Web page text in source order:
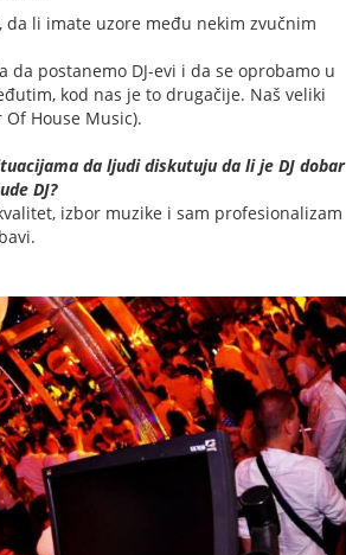
da li imate uzore među nekim zvučnim
postanemo DJ-evi i da se oprobamo u
kod nas je to drugačije. Naš veliki
House Music).
da ljudi diskutuju da li je DJ dobar
DJ?
izbor muzike i sam profesionalizam